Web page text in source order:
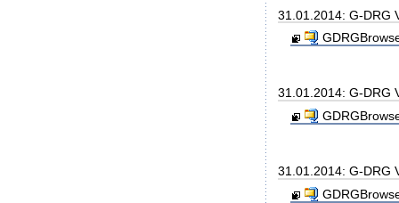
31.01.2014: G-DRG
31.01.2014: G-DRG
31.01.2014: G-DRG